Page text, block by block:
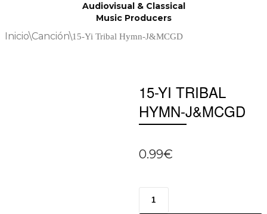
Audiovisual & Classical
Music Producers
Inicio\Canción\15-Yi Tribal Hymn-J&MCGD
15-YI TRIBAL
HYMN-J&MCGD
0.99€